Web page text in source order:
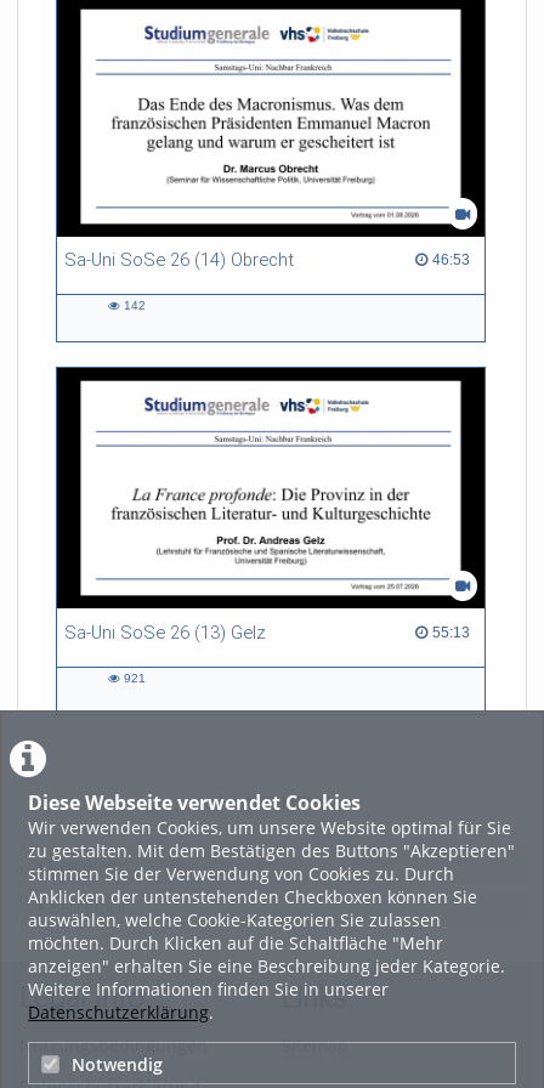
Diese Webseite verwendet Cookies
Wir verwenden Cookies, um unsere Website optimal für Sie
zu gestalten. Mit dem Bestätigen des Buttons "Akzeptieren"
stimmen Sie der Verwendung von Cookies zu. Durch
Anklicken der untenstehenden Checkboxen können Sie
auswählen, welche Cookie-Kategorien Sie zulassen
möchten. Durch Klicken auf die Schaltfläche "Mehr
anzeigen" erhalten Sie eine Beschreibung jeder Kategorie.
Weitere Informationen finden Sie in unserer
Datenschutzerklärung.
Notwendig
Sa-Uni SoSe 26 (14) Obrecht 46:53
46:53 duration
142
Sa-Uni SoSe 26 (13) Gelz 55:13
55:13 duration
921
LADE MEHR
Featured
Beliebtheit
Legal Info
Nutzungsbedingungen
Links
Sitemap